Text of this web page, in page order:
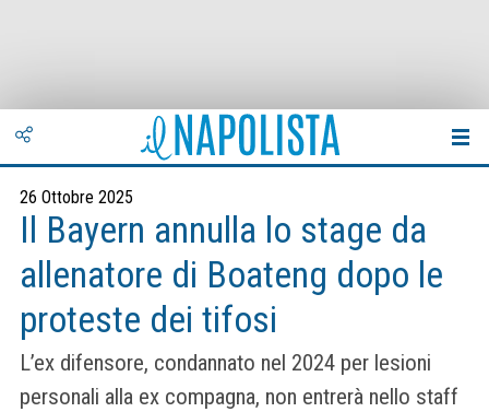
26 Ottobre 2025
Il Bayern annulla lo stage da
allenatore di Boateng dopo le
proteste dei tifosi
L’ex difensore, condannato nel 2024 per lesioni
personali alla ex compagna, non entrerà nello staff